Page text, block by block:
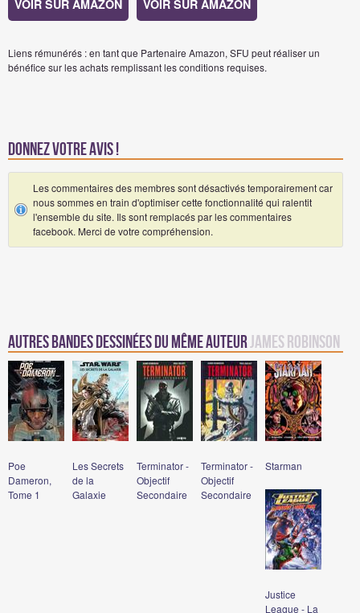
VOIR SUR AMAZON VOIR SUR AMAZON
Liens rémunérés : en tant que Partenaire Amazon, SFU peut réaliser un
bénéfice sur les achats remplissant les conditions requises.
Donnez votre avis !
Les commentaires des membres sont désactivés temporairement car
nous sommes en train d'optimiser cette fonctionnalité qui ralentit
l'ensemble du site. Ils sont remplacés par les commentaires
facebook. Merci de votre compréhension.
Autres Bandes Dessinées du même auteurJames Robinson
Poe
Dameron,
Tome 1
Les Secrets
de la
Galaxie
Terminator -
Objectif
Secondaire
Terminator -
Objectif
Secondaire
Starman
Justice
League - La